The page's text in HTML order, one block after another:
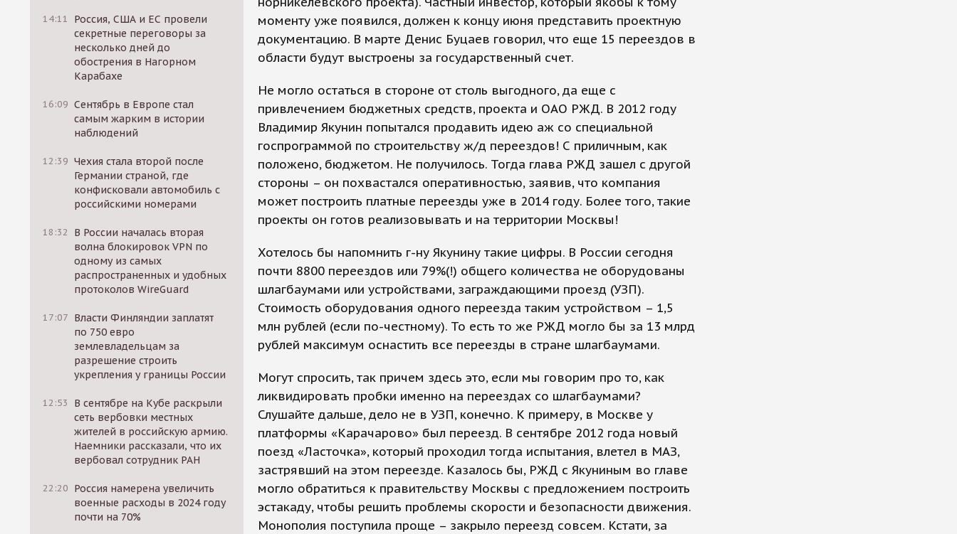
14:11
Россия, США и ЕС провели
секретные переговоры за
несколько дней до
обострения в Нагорном
Карабахе
16:09 Сентябрь в Европе стал
самым жарким в истории
наблюдений
12:39 Чехия стала второй после
Германии страной, где
конфисковали автомобиль с
российскими номерами
18:32
В России началась вторая
волна блокировок VPN по
одному из самых
распространенных и удобных
протоколов WireGuard
17:07 Власти Финляндии заплатят
по 750 евро
землевладельцам за
разрешение строить
укрепления у границы России
12:53
В сентябре на Кубе раскрыли
сеть вербовки местных
жителей в российскую армию.
Наемники рассказали, что их
вербовал сотрудник РАН
22:20 Россия намерена увеличить
военные расходы в 2024 году
почти на 70%
моменту уже появился, должен к концу июня представить проектную
документацию. В марте Денис Буцаев говорил, что еще 15 переездов в
области будут выстроены за государственный счет.
Не могло остаться в стороне от столь выгодного, да еще с
привлечением бюджетных средств, проекта и ОАО РЖД. В 2012 году
Владимир Якунин попытался продавить идею аж со специальной
госпрограммой по строительству ж/д переездов! С приличным, как
положено, бюджетом. Не получилось. Тогда глава РЖД зашел с другой
стороны – он похвастался оперативностью, заявив, что компания
может построить платные переезды уже в 2014 году. Более того, такие
проекты он готов реализовывать и на территории Москвы!
Хотелось бы напомнить г-ну Якунину такие цифры. В России сегодня
почти 8800 переездов или 79%(!) общего количества не оборудованы
шлагбаумами или устройствами, заграждающими проезд (УЗП).
Стоимость оборудования одного переезда таким устройством – 1,5
млн рублей (если по-честному). То есть то же РЖД могло бы за 13 млрд
рублей максимум оснастить все переезды в стране шлагбаумами.
Могут спросить, так причем здесь это, если мы говорим про то, как
ликвидировать пробки именно на переездах со шлагбаумами?
Слушайте дальше, дело не в УЗП, конечно. К примеру, в Москве у
платформы «Карачарово» был переезд. В сентябре 2012 года новый
поезд «Ласточка», который проходил тогда испытания, влетел в МАЗ,
застрявший на этом переезде. Казалось бы, РЖД с Якуниным во главе
могло обратиться к правительству Москвы с предложением построить
эстакаду, чтобы решить проблемы скорости и безопасности движения.
Монополия поступила проще – закрыло переезд совсем. Кстати, за